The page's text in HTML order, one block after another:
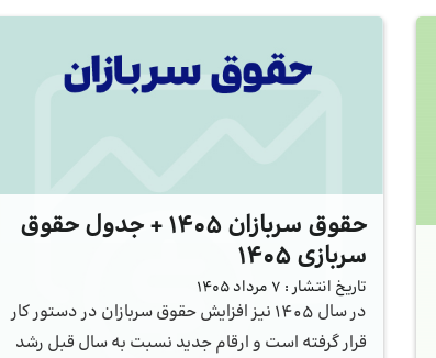
حقوق سربازان ۱۴۰۵ + جدول حقوق
سربازی ۱۴۰۵
تاریخ انتشار : 7 مرداد 1405
در سال ۱۴۰۵ نیز افزایش حقوق سربازان در دستور کار
قرار گرفته است و ارقام جدید نسبت به سال قبل رشد